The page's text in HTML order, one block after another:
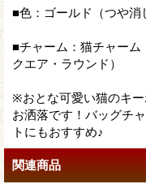
■色：ゴールド（つや消
■チャーム：猫チャーム
クエア・ラウンド）
※おとな可愛い猫のキ
お洒落です！バッグチ
トにもおすすめ♪
関連商品